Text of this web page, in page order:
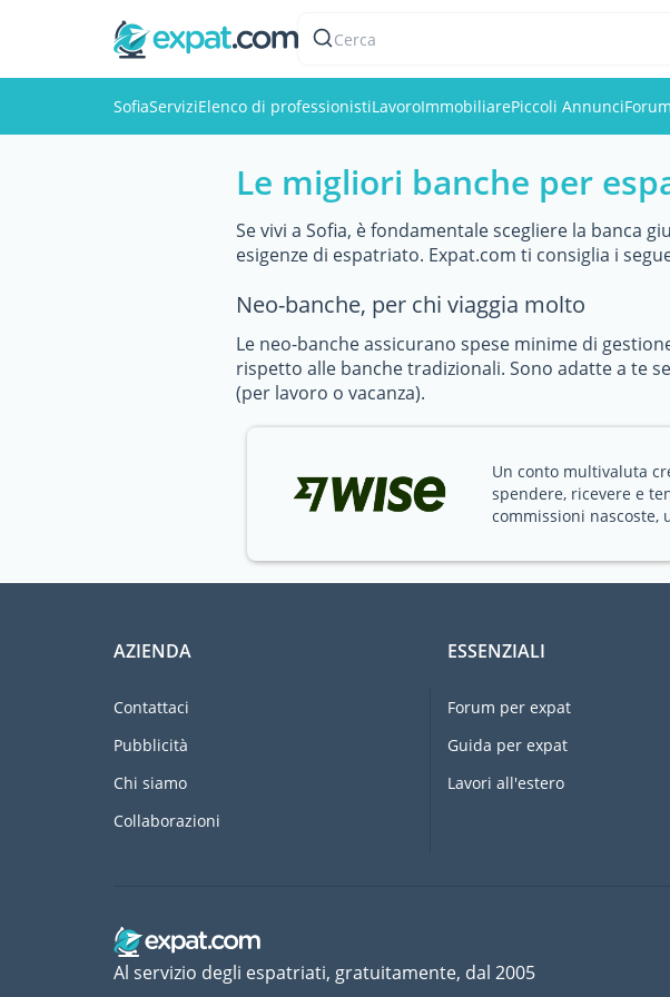
Cerca
SofiaServiziElenco di professionistiLavoroImmobiliarePiccoli AnnunciForum
Le migliori banche per
Se vivi a Sofia, è fondamentale scegliere la banca
esigenze di espatriato. Expat.com ti consiglia i
Neo-banche, per chi viaggia molto
Le neo-banche assicurano spese minime di
rispetto alle banche tradizionali. Sono adatte a te
(per lavoro o vacanza).
Un conto multivaluta
spendere, ricevere e
commissioni nascoste,
AZIENDA
Contattaci
Pubblicità
Chi siamo
Collaborazioni
ESSENZIALI
Forum per expat
Guida per expat
Lavori all'estero
Al servizio degli espatriati, gratuitamente, dal 2005